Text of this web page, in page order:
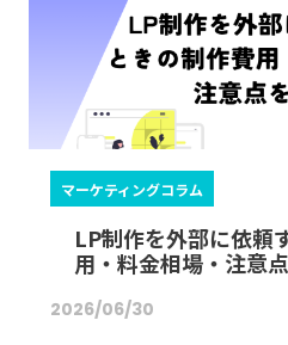
マーケティングコラム
LP制作を外部に依頼
用・料金相場・注意
2026/06/30